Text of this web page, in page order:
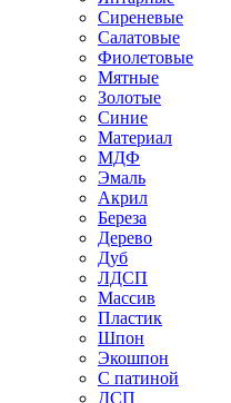
Сиреневые
Салатовые
Фиолетовые
Мятные
Золотые
Синие
Материал
МДФ
Эмаль
Акрил
Береза
Дерево
Дуб
ЛДСП
Массив
Пластик
Шпон
Экошпон
С патиной
ДСП